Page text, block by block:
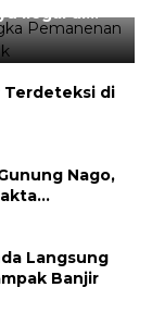
Ilegal di
Terdeteksi di
Nago,
Langsung
Banjir